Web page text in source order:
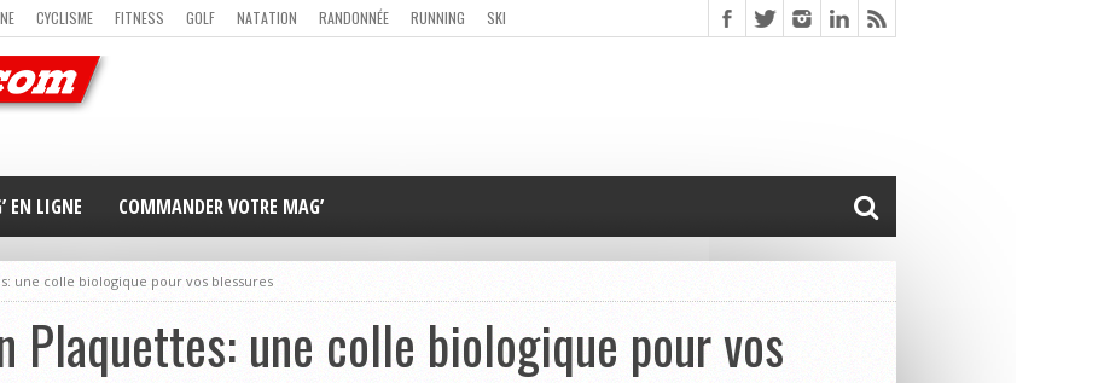
CYCLISME FITNESS GOLF NATATION RANDONNÉE RUNNING
SKI
MAG’ EN LIGNE
EN LIGNE COMMANDER VOTRE MAG’
une colle biologique pour vos blessures
Plaquettes: une colle biologique pour vos